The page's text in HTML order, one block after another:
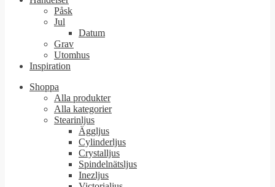
Påsk
Jul
Datum
Grav
Utomhus
Inspiration
Shoppa
Alla produkter
Alla kategorier
Stearinljus
Äggljus
Cylinderljus
Crystalljus
Spindelnätsljus
Inezljus